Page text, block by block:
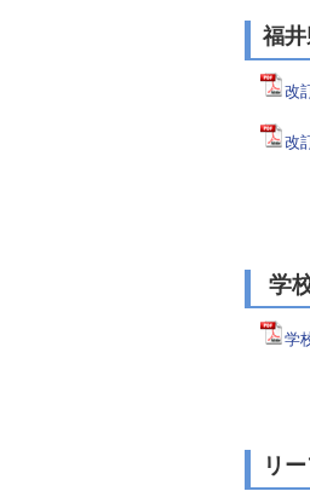
福
改
改
学
学
リ